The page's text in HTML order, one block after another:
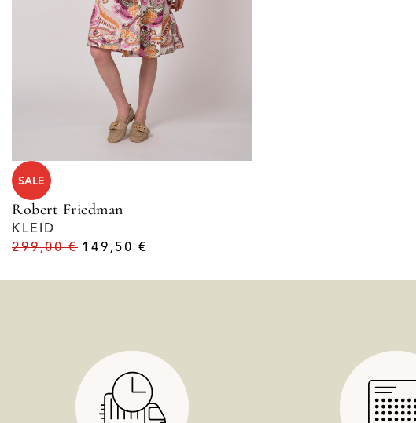
SALE
Robert Friedman
KLEID
299,00€ 149,50€